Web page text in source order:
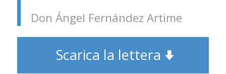
Don Ángel Fernández Artime
Scarica la lettera